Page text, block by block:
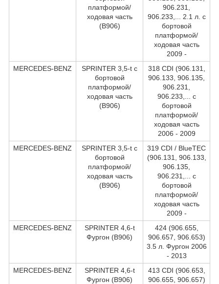
платформой/
ходовая часть
(B906)
906.231,
906.233,... 2.1 л. c
бортовой
платформой/
ходовая часть
2009 -
MERCEDES-BENZ
SPRINTER 3,5-t c
бортовой
платформой/
ходовая часть
(B906)
318 CDI (906.131,
906.133, 906.135,
906.231,
906.233,... c
бортовой
платформой/
ходовая часть
2006 - 2009
MERCEDES-BENZ
SPRINTER 3,5-t c
бортовой
платформой/
ходовая часть
(B906)
319 CDI / BlueTEC
(906.131, 906.133,
906.135,
906.231,... c
бортовой
платформой/
ходовая часть
2009 -
MERCEDES-BENZ
SPRINTER 4,6-t
Фургон (B906)
424 (906.655,
906.657, 906.653)
3.5 л. Фургон 2006
- 2013
MERCEDES-BENZ
SPRINTER 4,6-t
Фургон (B906)
413 CDI (906.653,
906.655, 906.657)